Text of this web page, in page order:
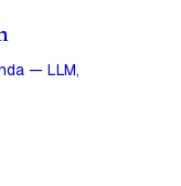
— LLM,